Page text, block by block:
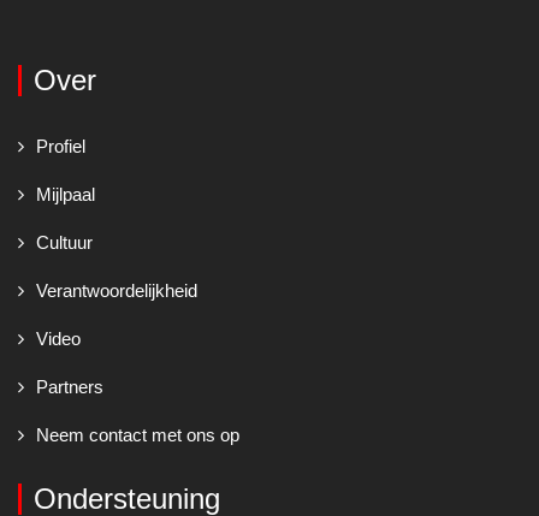
Over
Profiel
Mijlpaal
Cultuur
Verantwoordelijkheid
Video
Partners
Neem contact met ons op
Ondersteuning